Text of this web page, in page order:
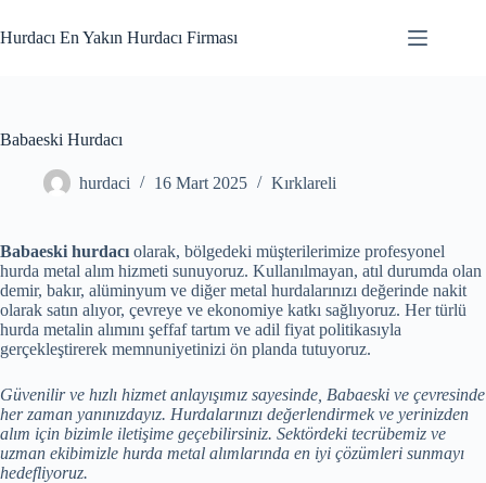
to
content
Hurdacı En Yakın Hurdacı Firması
Babaeski Hurdacı
hurdaci 16 Mart 2025 Kırklareli
Babaeski hurdacı olarak, bölgedeki müşterilerimize profesyonel
hurda metal alım hizmeti sunuyoruz. Kullanılmayan, atıl durumda olan
demir, bakır, alüminyum ve diğer metal hurdalarınızı değerinde nakit
olarak satın alıyor, çevreye ve ekonomiye katkı sağlıyoruz. Her türlü
hurda metalin alımını şeffaf tartım ve adil fiyat politikasıyla
gerçekleştirerek memnuniyetinizi ön planda tutuyoruz.
Güvenilir ve hızlı hizmet anlayışımız sayesinde, Babaeski ve çevresinde
her zaman yanınızdayız. Hurdalarınızı değerlendirmek ve yerinizden
alım için bizimle iletişime geçebilirsiniz. Sektördeki tecrübemiz ve
uzman ekibimizle hurda metal alımlarında en iyi çözümleri sunmayı
hedefliyoruz.